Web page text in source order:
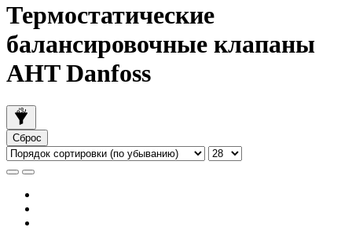
Термостатические
балансировочные клапаны
AHT Danfoss
Сброс